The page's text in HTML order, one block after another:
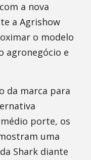
a nova
a Agrishow
o modelo
agronegócio e
da marca para
porte, os
uma
Shark diante